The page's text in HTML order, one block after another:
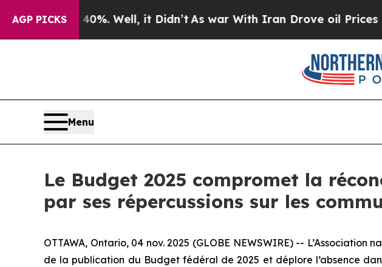
AGP PICKS
40%. Well, it Didn’t As war With Iran Drove oil Prices Higher,
Menu
Le Budget 2025 compromet la
par ses répercussions sur les
OTTAWA, Ontario, 04 nov. 2025 (GLOBE NEWSWIRE) --
de la publication du Budget fédéral de 2025 et déplore l’absence